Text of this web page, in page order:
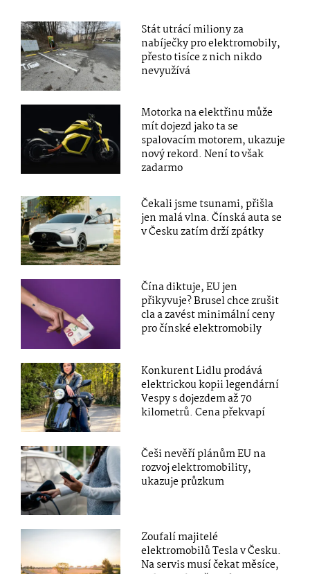
Stát utrácí miliony za
nabíječky pro elektromobily,
přesto tisíce z nich nikdo
nevyužívá
Motorka na elektřinu může
mít dojezd jako ta se
spalovacím motorem, ukazuje
nový rekord. Není to však
zadarmo
Čekali jsme tsunami, přišla
jen malá vlna. Čínská auta se
v Česku zatím drží zpátky
Čína diktuje, EU jen
přikyvuje? Brusel chce zrušit
cla a zavést minimální ceny
pro čínské elektromobily
Konkurent Lidlu prodává
elektrickou kopii legendární
Vespy s dojezdem až 70
kilometrů. Cena překvapí
Češi nevěří plánům EU na
rozvoj elektromobility,
ukazuje průzkum
Zoufalí majitelé
elektromobilů Tesla v Česku.
Na servis musí čekat měsíce,